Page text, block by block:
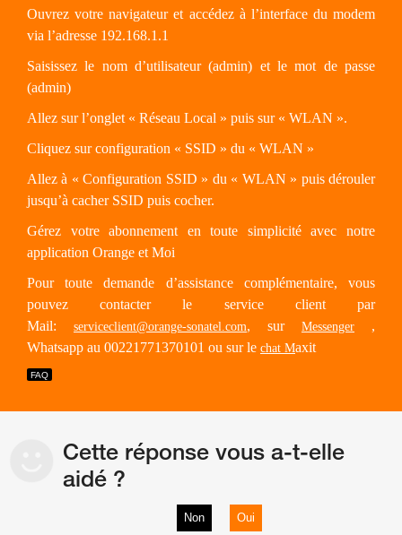
Ouvrez votre navigateur et accédez à l’interface du modem
via l’adresse 192.168.1.1
Saisissez le nom d’utilisateur (admin) et le mot de passe
(admin)
Allez sur l’onglet « Réseau Local » puis sur « WLAN ».
Cliquez sur configuration « SSID » du « WLAN »
Allez à « Configuration SSID » du « WLAN » puis dérouler
jusqu’à cacher SSID puis cocher.
Gérez votre abonnement en toute simplicité avec notre
application Orange et Moi
Pour toute demande d’assistance complémentaire, vous
pouvez contacter le service client par
Mail: serviceclient@orange-sonatel.com, sur Messenger ,
Whatsapp au 00221771370101 ou sur le chat Maxit
Cette réponse vous a-t-elle
aidé ?
Non Oui